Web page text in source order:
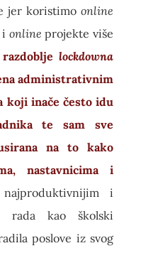
jer koristimoonline
i online projekte više
lockdowna
administrativnim
koji inače često idu
te sam sve
na to kako
nastavnicima i
i
rada kao školski
poslove iz svog